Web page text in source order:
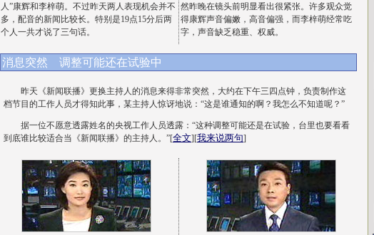
人”康辉和李梓萌。不过昨天两人表现机会并不
多，配音的新闻比较长。特别是19点15分后两
个人一共才说了三句话。
然昨晚在镜头前明显看出很紧张。许多观众觉
得康辉声音偏嫩，高音偏强，而李梓萌经常吃
字，声音缺乏稳重、权威。
消息突然 调整可能还在试验中
昨天《新闻联播》更换主持人的消息来得非常突然，大约在下午三四点钟，负责制作这
档节目的工作人员才得知此事，某主持人惊讶地说：“这是谁通知的啊？我怎么不知道呢？”
据一位不愿意透露姓名的央视工作人员透露：“这种调整可能还是在试验，台里也要看看
到底谁比较适合当《新闻联播》的主持人。”[全文][我来说两句]